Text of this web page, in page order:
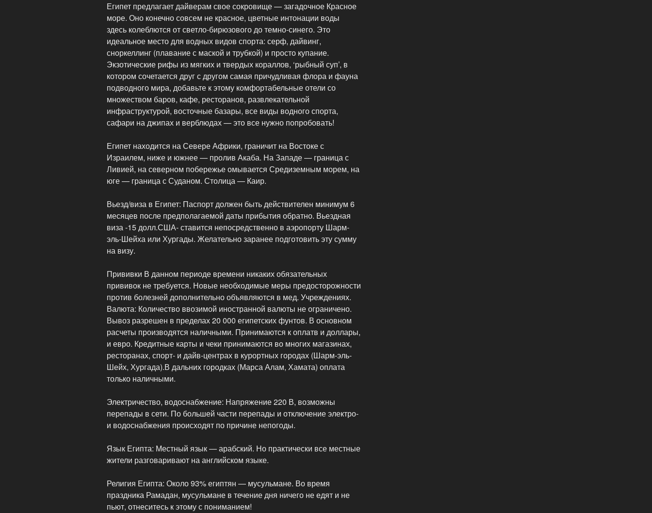
Египет предлагает дайверам свое сокровище — загадочное Красное
море. Оно конечно совсем не красное, цветные интонации воды
здесь колеблются от светло-бирюзового до темно-синего. Это
идеальное место для водных видов спорта: серф, дайвинг,
сноркеллинг (плавание с маской и трубкой) и просто купание.
Экзотические рифы из мягких и твердых кораллов, ‘рыбный суп’, в
котором сочетается друг с другом самая причудливая флора и фауна
подводного мира, добавьте к этому комфортабельные отели со
множеством баров, кафе, ресторанов, развлекательной
инфраструктурой, восточные базары, все виды водного спорта,
сафари на джипах и верблюдах — это все нужно попробовать!
Египет находится на Севере Африки, граничит на Востоке с
Израилем, ниже и южнее — пролив Акаба. На Западе — граница с
Ливией, на северном побережье омывается Средиземным морем, на
юге — граница с Суданом. Столица — Каир.
Вьезд/виза в Египет: Паспорт должен быть действителен минимум 6
месяцев после предполагаемой даты прибытия обратно. Вьездная
виза -15 долл.США- ставится непосредственно в аэропорту Шарм-
эль-Шейха или Хургады. Желательно заранее подготовить эту сумму
на визу.
Прививки В данном периоде времени никаких обязательных
прививок не требуется. Новые необходимые меры предосторожности
против болезней дополнительно объявляются в мед. Учреждениях.
Валюта: Количество ввозимой иностранной валюты не ограничено.
Вывоз разрешен в пределах 20 000 египетских фунтов. В основном
расчеты производятся наличными. Принимаются к оплатв и доллары,
и евро. Кредитные карты и чеки принимаются во многих магазинах,
ресторанах, спорт- и дайв-центрах в курортных городах (Шарм-эль-
Шейх, Хургада).В дальних городках (Марса Алам, Хамата) оплата
только наличными.
Электричество, водоснабжение: Напряжение 220 В, возможны
перепады в сети. По большей части перепады и отключение электро-
и водоснабжения происходят по причине непогоды.
Язык Египта: Местный язык — арабский. Но практически все местные
жители разговаривают на английском языке.
Религия Египта: Около 93% египтян — мусульмане. Во время
праздника Рамадан, мусульмане в течение дня ничего не едят и не
пьют, отнеситесь к этому с пониманием!